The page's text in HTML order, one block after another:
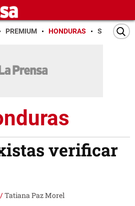
PREMIUM HONDURAS SAN PEDRO
verificar
/Tatiana Paz Morel